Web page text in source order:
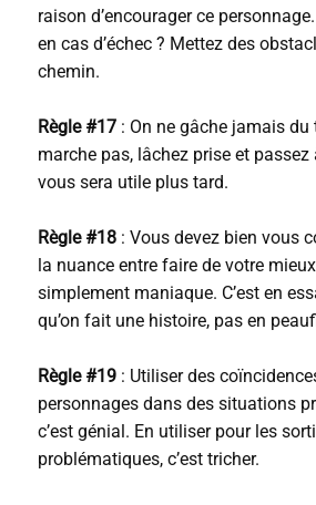
raison d’encourager ce
en cas d’échec ? Mettez des
chemin.
Règle #17: On ne gâche jamais du
marche pas, lâchez prise et passez
vous sera utile plus tard.
Règle #18: Vous devez bien vous
la nuance entre faire de votre
simplement maniaque. C’est en
qu’on fait une histoire, pas en
Règle #19: Utiliser des
personnages dans des situations
c’est génial. En utiliser pour les
problématiques, c’est tricher.